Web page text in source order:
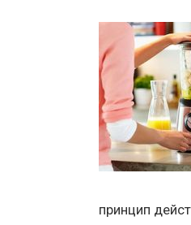
принцип